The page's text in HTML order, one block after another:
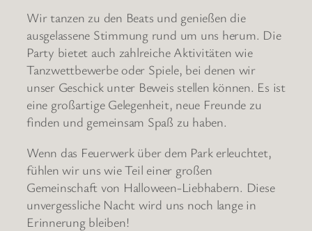
Wir tanzen zu den Beats und genießen die
ausgelassene Stimmung rund um uns herum. Die
Party bietet auch zahlreiche Aktivitäten wie
Tanzwettbewerbe oder Spiele, bei denen wir
unser Geschick unter Beweis stellen können. Es ist
eine großartige Gelegenheit, neue Freunde zu
finden und gemeinsam Spaß zu haben.
Wenn das Feuerwerk über dem Park erleuchtet,
fühlen wir uns wie Teil einer großen
Gemeinschaft von Halloween-Liebhabern. Diese
unvergessliche Nacht wird uns noch lange in
Erinnerung bleiben!